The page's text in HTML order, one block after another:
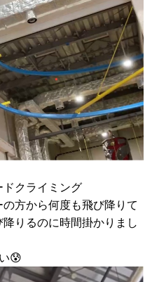
ドクライミング
方から何度も飛び降りて
りるのに時間掛かりまし
😰